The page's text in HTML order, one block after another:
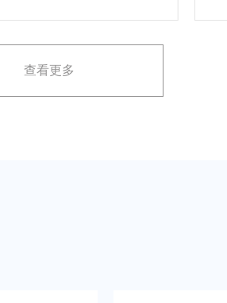
遇到这些难题缺乏专业的产品
化媒体报道和消费者关注。
查看更多